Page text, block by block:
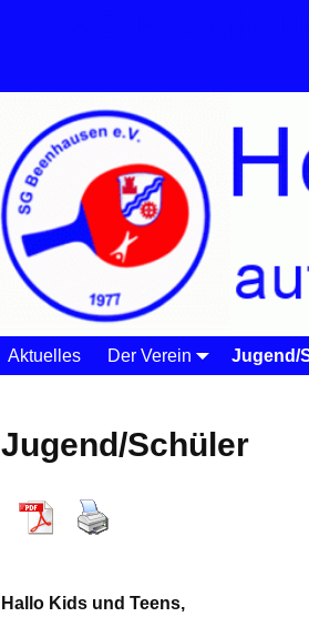
Aktuelles Der Verein Jugend/
Jugend/Schüler
Hallo Kids und Teens,